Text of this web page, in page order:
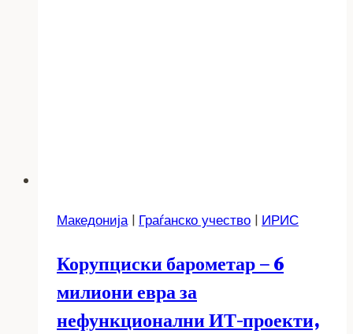
Македонија| Граѓанско учество | ИРИС
Корупциски барометар – 6
милиони евра за
нефункционални ИТ-проекти,